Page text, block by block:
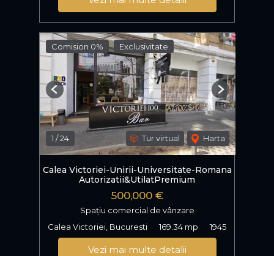
Comision 0% Exclusivitate
1 /24 Tur virtual Harta
Previous Next
Calea Victoriei-Unirii-Universitate-Romana
Autorizatii&UtilatPremium
500,000 €
Spațiu comercial de vânzare
Calea Victoriei, Bucuresti
169.34 mp 1945
Vezi mai multe detalii